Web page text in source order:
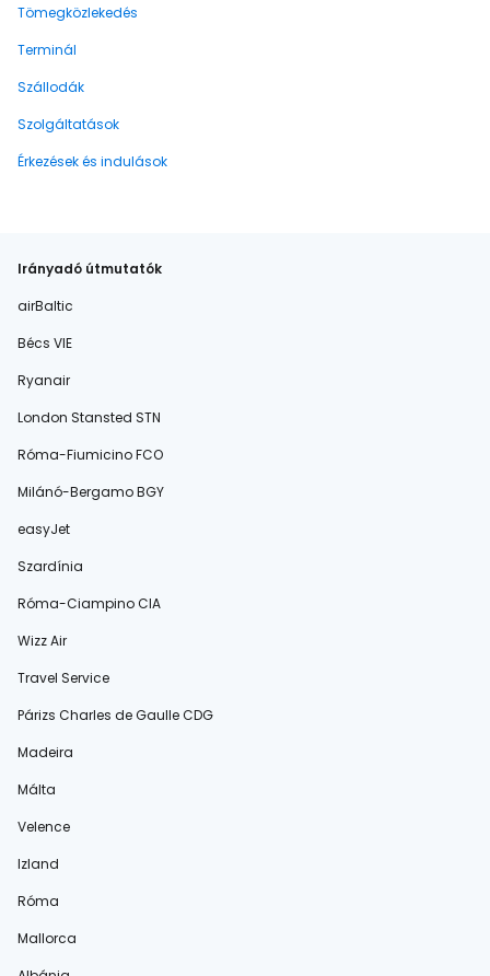
Tömegközlekedés
Terminál
Szállodák
Szolgáltatások
Érkezések és indulások
Irányadó útmutatók
airBaltic
Bécs VIE
Ryanair
London Stansted STN
Róma-Fiumicino FCO
Milánó-Bergamo BGY
easyJet
Szardínia
Róma-Ciampino CIA
Wizz Air
Travel Service
Párizs Charles de Gaulle CDG
Madeira
Málta
Velence
Izland
Róma
Mallorca